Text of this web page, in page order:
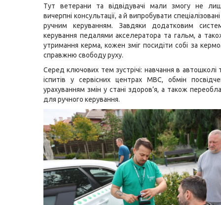
Тут ветерани та відвідувачі мали змогу не
вичерпні консультації, а й випробувати
ручним керуванням. Завдяки додатковим
керування педалями акселератора та гальм, а
утримання керма, кожен зміг посидіти собі за
справжню свободу руху.
Серед ключових тем зустрічі: навчання в автошколі
іспитів у сервісних центрах МВС, обмін
урахуванням змін у стані здоров’я, а також
для ручного керування.